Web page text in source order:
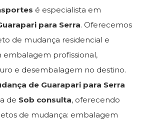
é especialista em
para Serra. Oferecemos
de mudança residencial e
embalagem profissional,
e desembalagem no destino.
de Guarapari para Serra
de Sob consulta, oferecendo
de mudança: embalagem